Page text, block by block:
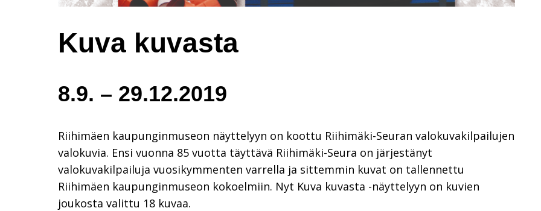
Kuva kuvasta
8.9. – 29.12.2019
Riihimäen kaupunginmuseon näyttelyyn on koottu Riihimäki-Seuran valokuvakilpailujen
valokuvia. Ensi vuonna 85 vuotta täyttävä Riihimäki-Seura on järjestänyt
valokuvakilpailuja vuosikymmenten varrella ja sittemmin kuvat on tallennettu
Riihimäen kaupunginmuseon kokoelmiin. Nyt Kuva kuvasta -näyttelyyn on kuvien
joukosta valittu 18 kuvaa.